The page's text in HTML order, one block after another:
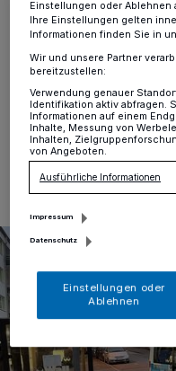
Alt-Erkrath·Am
Erkrather Bürgerbus
zentralen Haltestelle
11 bis 14 eine kleine
23.08.2023 , 11:16 Uhr
Einstellungen oder Ablehnen
Ihre Einstellungen gelten
Informationen finden Sie in
Wir und unsere Partner
bereitzustellen:
Verwendung genauer
Identifikation aktiv abfragen.
Informationen auf einem
Inhalte, Messung von
Inhalten,
von Angeboten.
Ausführliche Informationen
Impressum
Datenschutz
Einstellungen oder
Ablehnen